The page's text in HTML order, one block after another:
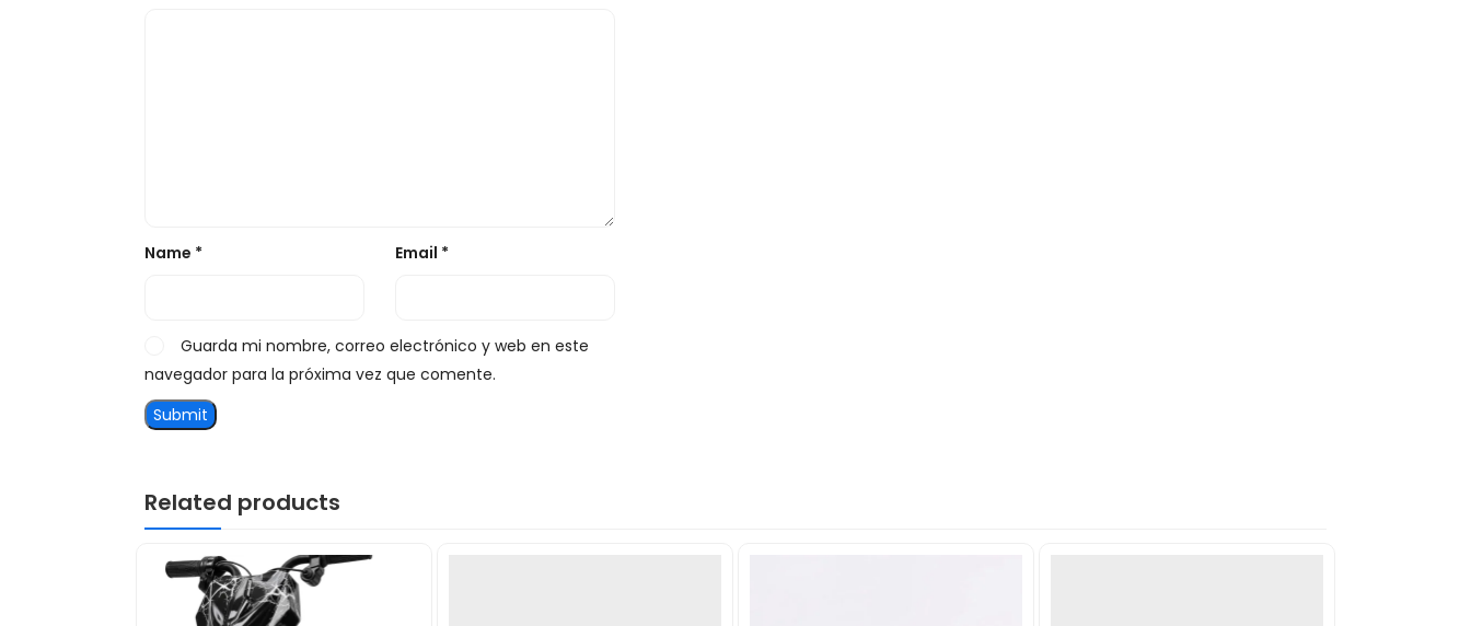
Name * Email *
Guarda mi nombre, correo electrónico y web en este
navegador para la próxima vez que comente.
Related products